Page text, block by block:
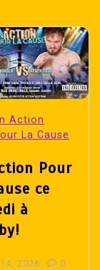
Action
La Cause
Pour
ce
à
2026
0